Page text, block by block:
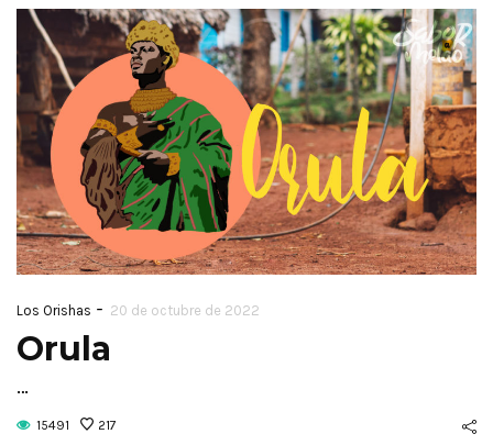
Los Orishas - 20 de octubre de 2022
Orula
…
15491 217